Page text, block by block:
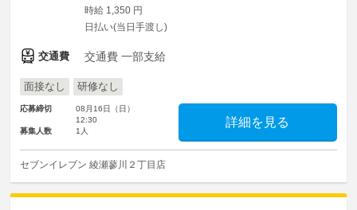
時給 1,350 円
日払い(当日手渡し)
交通費 交通費 一部支給
面接なし 研修なし
応募締切
08月16日（日）
12:30
募集人数
1人
詳細を見る
セブンイレブン 綾瀬蓼川２丁目店